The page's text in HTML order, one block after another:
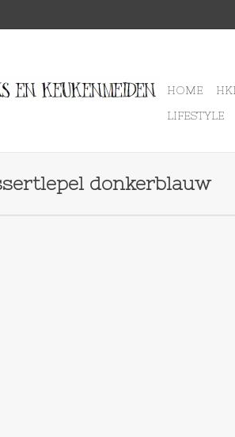
HOME
LIFESTYLE
donkerblauw